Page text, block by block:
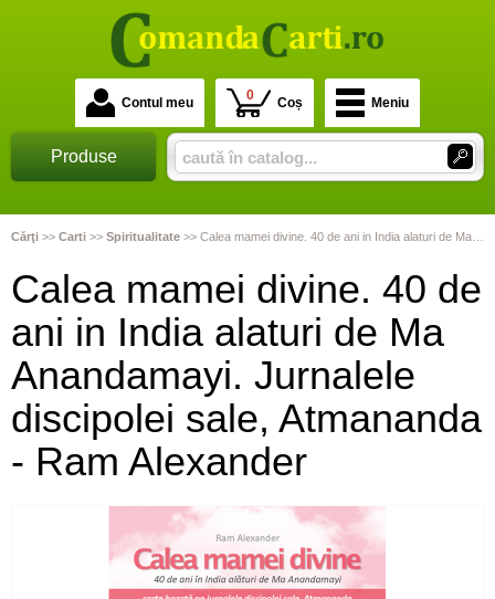
Contul meu 0 Coș Meniu
Produse
Cărţi >> Carti >> Spiritualitate >> Calea mamei divine. 40 de ani in India alaturi de Ma Anandamayi. Jurnalele discipolei sale, Atmananda - Ram Alexander
Calea mamei divine. 40 de
ani in India alaturi de Ma
Anandamayi. Jurnalele
discipolei sale, Atmananda
- Ram Alexander